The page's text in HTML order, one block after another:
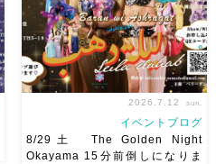
を楽しみます
遊びにいら
[…]
2026.7.12 sun.
イベントブログ
8/29土 The Golden Night
Okayama 15分前倒しになりま